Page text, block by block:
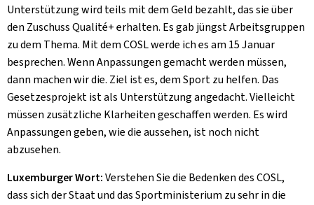
Unterstützung wird teils mit dem Geld bezahlt, das sie über
den Zuschuss Qualité+ erhalten. Es gab jüngst Arbeitsgruppen
zu dem Thema. Mit dem COSL werde ich es am 15 Januar
besprechen. Wenn Anpassungen gemacht werden müssen,
dann machen wir die. Ziel ist es, dem Sport zu helfen. Das
Gesetzesprojekt ist als Unterstützung angedacht. Vielleicht
müssen zusätzliche Klarheiten geschaffen werden. Es wird
Anpassungen geben, wie die aussehen, ist noch nicht
abzusehen.
Luxemburger Wort:Verstehen Sie die Bedenken des COSL,
dass sich der Staat und das Sportministerium zu sehr in die